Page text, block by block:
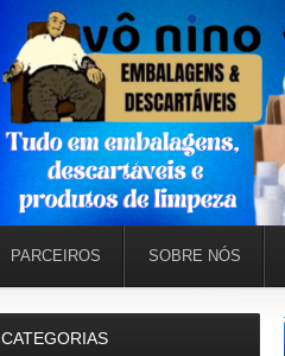
CATEGORIAS
PARCEIROS SOBRE NÓS